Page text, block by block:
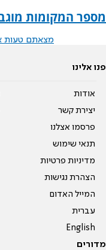
מספר המקומות
מצאתם טעות
פנו אלינו
אודות
יצירת קשר
פרסמו אצלנו
תנאי שימוש
מדיניות פרטיות
הצהרת נגישות
המייל האדום
עברית
English
מדורים